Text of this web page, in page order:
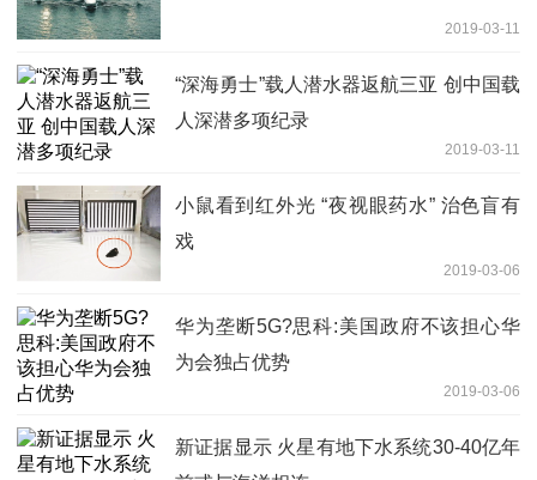
2019-03-11
“深海勇士”载人潜水器返航三亚 创中国载
人深潜多项纪录
2019-03-11
小鼠看到红外光 “夜视眼药水” 治色盲有
戏
2019-03-06
华为垄断5G?思科:美国政府不该担心华
为会独占优势
2019-03-06
新证据显示 火星有地下水系统30-40亿年